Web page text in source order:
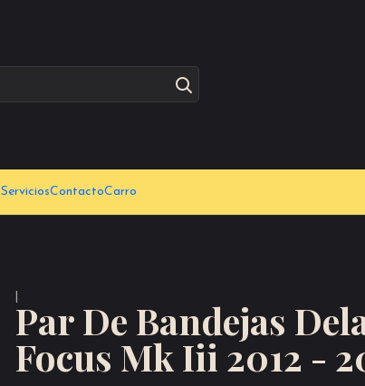
ServiciosContactoCarro
Par De Bandejas
Focus Mk Iii 2012 -